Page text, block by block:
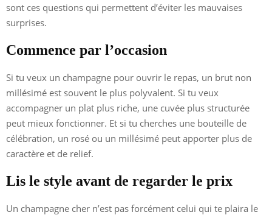
sont ces questions qui permettent d’éviter les mauvaises
surprises.
Commence par l’occasion
Si tu veux un champagne pour ouvrir le repas, un brut non
millésimé est souvent le plus polyvalent. Si tu veux
accompagner un plat plus riche, une cuvée plus structurée
peut mieux fonctionner. Et si tu cherches une bouteille de
célébration, un rosé ou un millésimé peut apporter plus de
caractère et de relief.
Lis le style avant de regarder le prix
Un champagne cher n’est pas forcément celui qui te plaira le